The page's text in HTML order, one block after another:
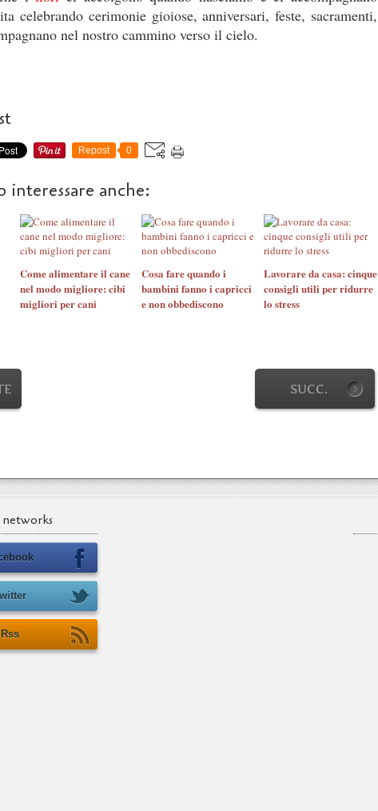
celebrando cerimonie gioiose, anniversari, feste, sacramenti,
nel nostro cammino verso il cielo.
Repost 0
anche:
Come alimentare il cane
nel modo migliore: cibi
migliori per cani
Cosa fare quando i
bambini fanno i capricci
e non obbediscono
Lavorare da casa: cinque
consigli utili per ridurre
lo stress
SUCC.
Rss